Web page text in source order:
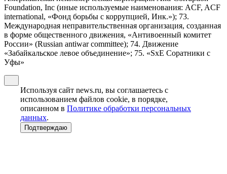
Foundation, Inc (иные используемые наименования: ACF, ACF
international, «Фонд борьбы с коррупцией, Инк.»); 73.
Международная неправительственная организация, созданная
в форме общественного движения, «Антивоенный комитет
России» (Russian antiwar committee); 74. Движение
«Забайкальское левое объединение»; 75. «SxE Соратники с
Уфы»
Используя сайт news.ru, вы соглашаетесь с
использованием файлов cookie, в порядке,
описанном в Политике обработки персональных
данных.
Подтверждаю